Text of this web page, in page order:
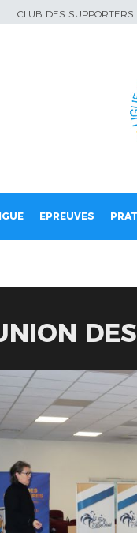
CLUB DES SUPPORTERS
EPREUVES